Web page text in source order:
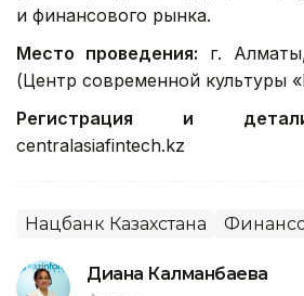
и финансового рынка.
Место проведения: г.
(Центр современной культуры
Регистрация и
centralasiafintech.kz
Нацбанк Казахстана
Диана Калманбаева